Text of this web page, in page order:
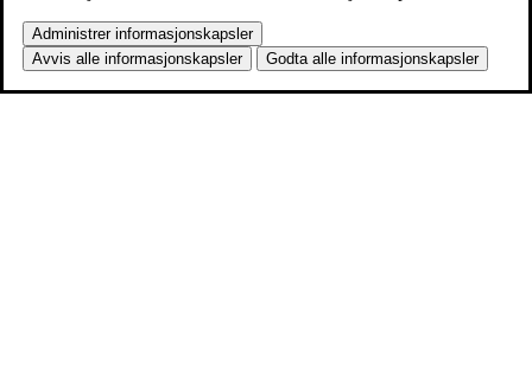
Administrer informasjonskapsler
Avvis alle informasjonskapsler
Godta alle informasjonskapsler